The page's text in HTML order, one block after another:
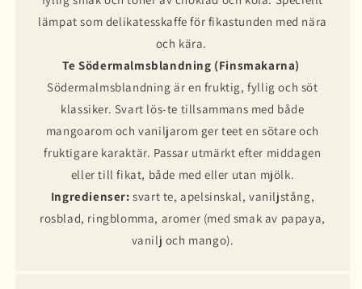
lämpat som delikatesskaffe för fikastunden med nära
och kära.
Te Södermalmsblandning (Finsmakarna)
Södermalmsblandning är en fruktig, fyllig och söt
klassiker. Svart lös-te tillsammans med både
mangoarom och vaniljarom ger teet en sötare och
fruktigare karaktär. Passar utmärkt efter middagen
eller till fikat, både med eller utan mjölk.
Ingredienser: svart te, apelsinskal, vaniljstång,
rosblad, ringblomma, aromer (med smak av papaya,
vanilj och mango).